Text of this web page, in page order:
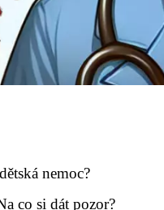
nemoc?
co si dát pozor?